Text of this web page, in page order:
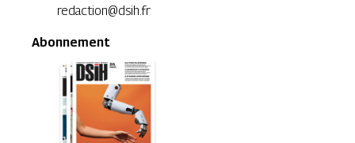
redaction@dsih.fr
Abonnement